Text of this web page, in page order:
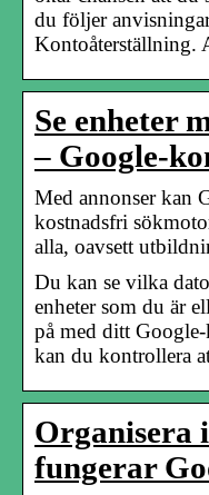
du följer
Kontoåterställning.
Se enheter
– Google-
Med annonser kan
kostnadsfri
alla, oavsett
Du kan se vilka
enheter som du är
på med ditt
kan du kontrollera
Organisera
fungerar